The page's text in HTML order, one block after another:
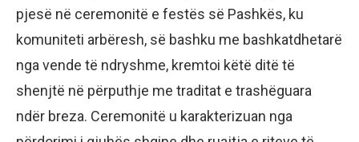
pjesë në ceremonitë e festës së Pashkës, ku
komuniteti arbëresh, së bashku me bashkatdhetarë
nga vende të ndryshme, kremtoi këtë ditë të
shenjtë në përputhje me traditat e trashëguara
ndër breza. Ceremonitë u karakterizuan nga